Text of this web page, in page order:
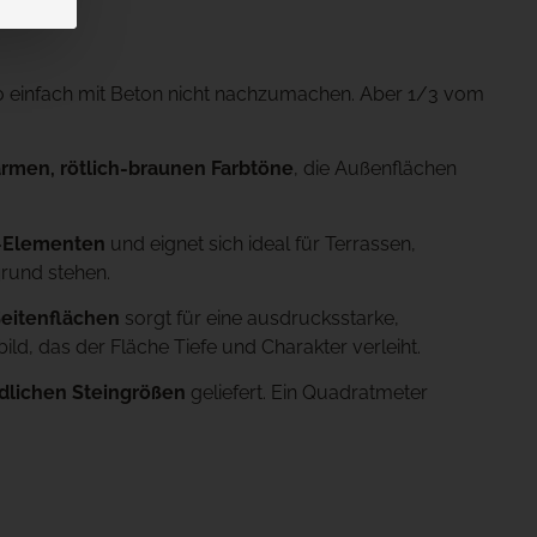
einfach mit Beton nicht nachzumachen. Aber 1/3 vom
rötlich-braunen Farbtöne, die Außenflächen
und eignet sich ideal für Terrassen,
stehen.
sorgt für eine ausdrucksstarke,
das der Fläche Tiefe und Charakter verleiht.
Steingrößen geliefert. Ein Quadratmeter